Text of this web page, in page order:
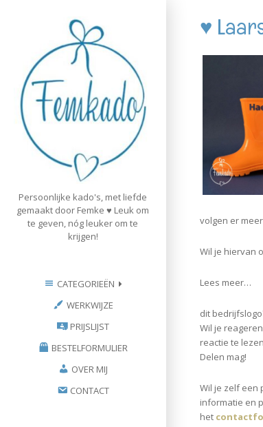
Persoonlijke kado's, met liefde
gemaakt door Femke ♥ Leuk om
te geven, nóg leuker om te
krijgen!
CATEGORIEËN
WERKWIJZE
PRIJSLIJST
BESTELFORMULIER
OVER MIJ
CONTACT
♥
volgen er
Wil je hiervan
Lees meer…
dit
Wil je
reactie te
Delen mag!
Wil je zelf een
informatie en
het